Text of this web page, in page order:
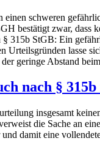
einen schweren
bestätigt zwar,
315b StGB: Ein
lasse
geringe Abstand
nach §
insgesamt
die Sache an
damit eine